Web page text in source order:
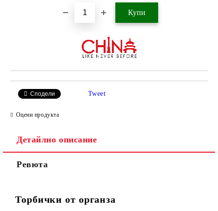
Сподели Tweet
Оцени продукта
Детайлно описание
Ревюта
Торбички от органза